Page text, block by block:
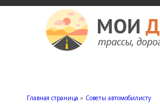
Главная страница » Советы автомобилисту